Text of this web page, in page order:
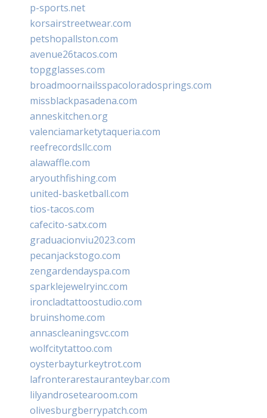
p-sports.net
korsairstreetwear.com
petshopallston.com
avenue26tacos.com
topgglasses.com
broadmoornailsspacoloradosprings.com
missblackpasadena.com
anneskitchen.org
valenciamarketytaqueria.com
reefrecordsllc.com
alawaffle.com
aryouthfishing.com
united-basketball.com
tios-tacos.com
cafecito-satx.com
graduacionviu2023.com
pecanjackstogo.com
zengardendayspa.com
sparklejewelryinc.com
ironcladtattoostudio.com
bruinshome.com
annascleaningsvc.com
wolfcitytattoo.com
oysterbayturkeytrot.com
lafronterarestauranteybar.com
lilyandrosetearoom.com
olivesburgberrypatch.com